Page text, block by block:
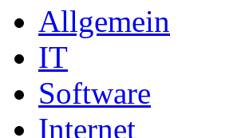
Allgemein
IT
Software
Internet